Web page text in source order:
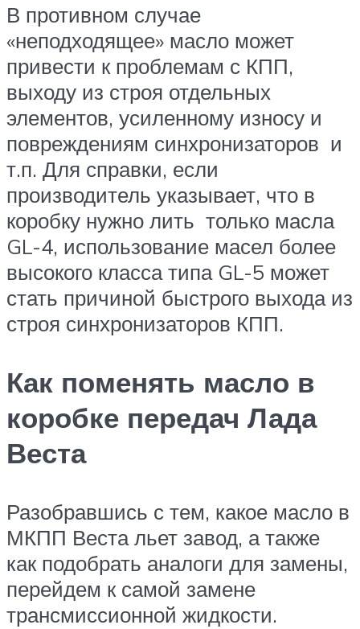
В противном случае
«неподходящее» масло может
привести к проблемам с КПП,
выходу из строя отдельных
элементов, усиленному износу и
повреждениям синхронизаторов и
т.п. Для справки, если
производитель указывает, что в
коробку нужно лить только масла
GL-4, использование масел более
высокого класса типа GL-5 может
стать причиной быстрого выхода из
строя синхронизаторов КПП.
Как поменять масло в
коробке передач Лада
Веста
Разобравшись с тем, какое масло в
МКПП Веста льет завод, а также
как подобрать аналоги для замены,
перейдем к самой замене
трансмиссионной жидкости.